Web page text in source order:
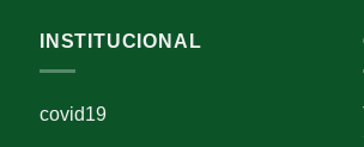
INSTITUCIONAL
covid19